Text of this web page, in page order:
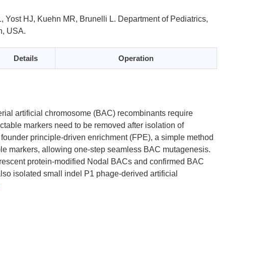
Yost HJ, Kuehn MR, Brunelli L. Department of Pediatrics,
USA.
Details Operation
artificial chromosome (BAC) recombinants require
markers need to be removed after isolation of
principle-driven enrichment (FPE), a simple method
markers, allowing one-step seamless BAC mutagenesis.
protein-modified Nodal BACs and confirmed BAC
isolated small indel P1 phage-derived artificial